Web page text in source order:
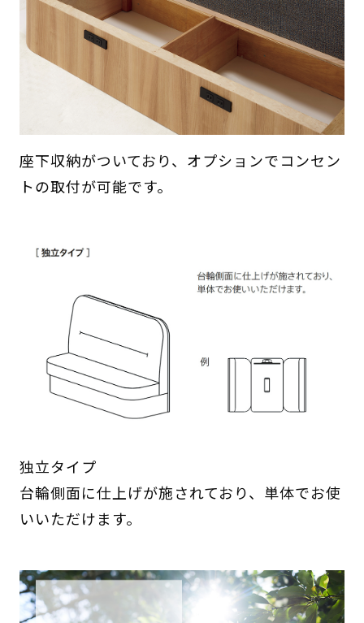
座下収納がついており、オプションでコンセン
トの取付が可能です。
独立タイプ
台輪側面に仕上げが施されており、単体でお使
いいただけます。